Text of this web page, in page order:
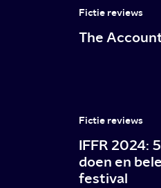
Fictie reviews
The
Fictie reviews
IFFR 2024:
doen en
festival